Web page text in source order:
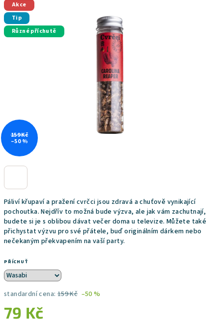
Páliví křupaví a pražení cvrčci jsou zdravá a chuťově vynikající
pochoutka. Nejdřív to možná bude výzva, ale jak vám zachutnají,
budete si je s oblibou dávat večer doma u televize. Můžete také
přichystat výzvu pro své přátele, buď originálním dárkem nebo
nečekaným překvapením na vaší party.
PŘÍCHUŤ
standardní cena: 159 Kč –50 %
79 Kč
produktu
je
0,0
z
Akce
Tip
Různé příchutě
159 Kč
–50 %